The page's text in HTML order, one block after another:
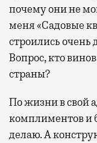
почему они не
меня «Садовые
строились очень
Вопрос, кто
страны?
По жизни в свой
комплиментов и
делаю. А